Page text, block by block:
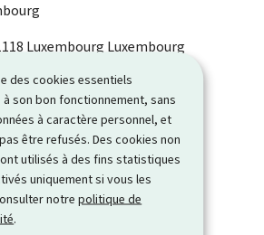
des cookies essentiels
à son bon fonctionnement, sans
à caractère personnel, et
être refusés. Des cookies non
utilisés à des fins statistiques
uniquement si vous les
notrepolitique de
.
Luxembourg Luxembourg
fr/orientation-
à 8h00